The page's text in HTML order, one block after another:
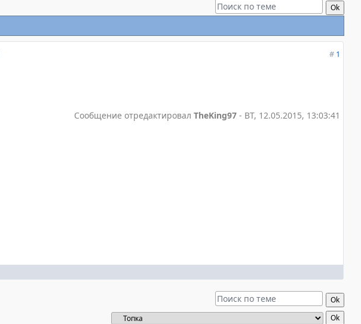
# 1
Сообщение отредактировал TheKing97 - ВТ, 12.05.2015, 13:03:41